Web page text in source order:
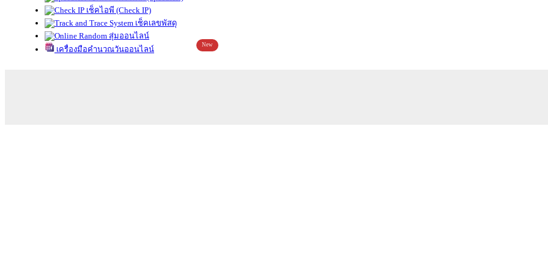
เช็คไอพี (Check IP)
เช็คเลขพัสดุ
สุ่มออนไลน์
เครื่องมือคำนวณวันออนไลน์
New